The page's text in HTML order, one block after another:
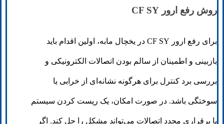
روش رفع ارور CF SY
برای رفع ارور CF SY در یخچال مابه، اولین اقدام باید
بازبینی و اطمینان از سالم بودن اتصالات الکترونیکی و
بررسی برد کنترل برای هرگونه نشانه‌ای از خرابی یا
سوختگی باشد. در صورت امکان، یک ریست کردن سیستم
یا برقراری مجدد اتصالات می‌تواند مشکل را حل کند. اگر